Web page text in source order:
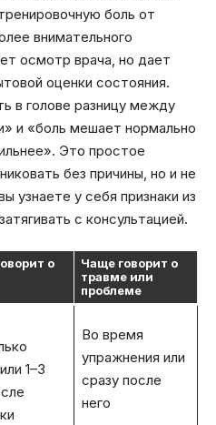
боль от
внимательного
осмотр врача, но дает
оценки состояния.
в голове разницу между
и «боль мешает нормально
Это простое
без причины, но и не
узнаете у себя признаки из
с консультацией.
о
Чаще говорит о
травме или
проблеме
1–3
Во время
упражнения или
сразу после
него